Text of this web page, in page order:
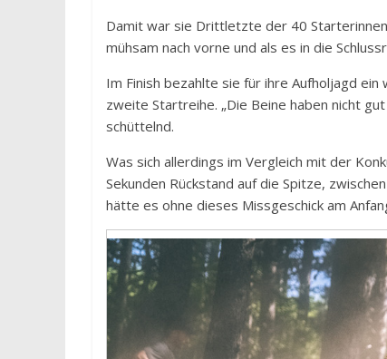
Damit war sie Drittletzte der 40
mühsam nach vorne und als es in die
Im Finish bezahlte sie für ihre Aufholjagd
zweite Startreihe. „Die Beine haben nicht
schüttelnd.
Was sich allerdings im Vergleich mit der
Sekunden Rückstand auf die Spitze,
hätte es ohne dieses Missgeschick am